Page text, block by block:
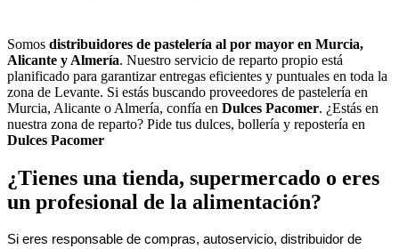
Somos distribuidores de pastelería al por mayor en Murcia,
Alicante y Almería. Nuestro servicio de reparto propio está
planificado para garantizar entregas eficientes y puntuales en toda la
zona de Levante. Si estás buscando proveedores de pastelería en
Murcia, Alicante o Almería, confía en Dulces Pacomer. ¿Estás en
nuestra zona de reparto? Pide tus dulces, bollería y repostería en
Dulces Pacomer
¿Tienes una tienda, supermercado o eres
un profesional de la alimentación?
Si eres responsable de compras, autoservicio, distribuidor de